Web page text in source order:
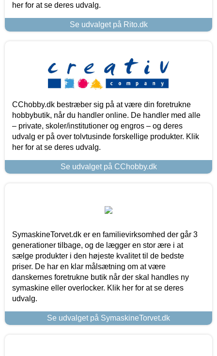
her for at se deres udvalg.
Se udvalget på Rito.dk
CChobby.dk bestræber sig på at være din foretrukne
hobbybutik, når du handler online. De handler med alle
– private, skoler/institutioner og engros – og deres
udvalg er på over tolvtusinde forskellige produkter. Klik
her for at se deres udvalg.
Se udvalget på CChobby.dk
SymaskineTorvet.dk er en familievirksomhed der går 3
generationer tilbage, og de lægger en stor ære i at
sælge produkter i den højeste kvalitet til de bedste
priser. De har en klar målsætning om at være
danskernes foretrukne butik når der skal handles ny
symaskine eller overlocker. Klik her for at se deres
udvalg.
Se udvalget på SymaskineTorvet.dk